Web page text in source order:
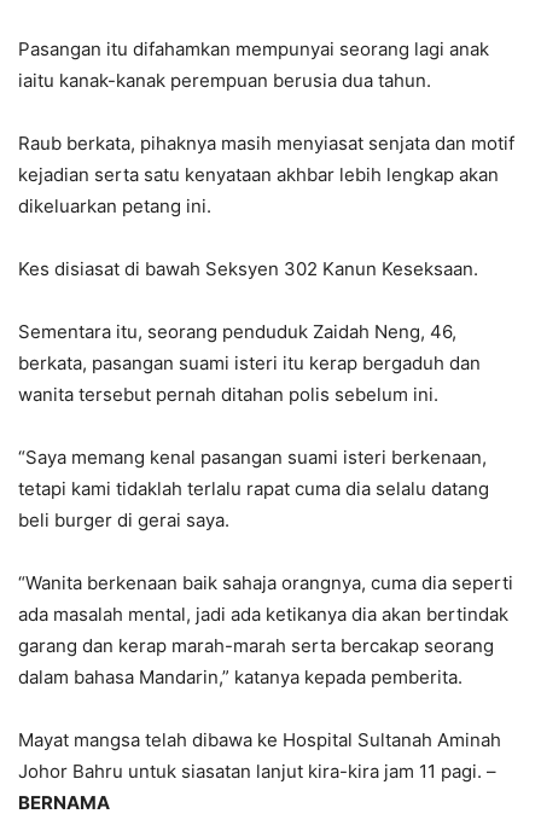
Pasangan itu difahamkan mempunyai seorang lagi anak
iaitu kanak-kanak perempuan berusia dua tahun.
Raub berkata, pihaknya masih menyiasat senjata dan motif
kejadian serta satu kenyataan akhbar lebih lengkap akan
dikeluarkan petang ini.
Kes disiasat di bawah Seksyen 302 Kanun Keseksaan.
Sementara itu, seorang penduduk Zaidah Neng, 46,
berkata, pasangan suami isteri itu kerap bergaduh dan
wanita tersebut pernah ditahan polis sebelum ini.
“Saya memang kenal pasangan suami isteri berkenaan,
tetapi kami tidaklah terlalu rapat cuma dia selalu datang
beli burger di gerai saya.
“Wanita berkenaan baik sahaja orangnya, cuma dia seperti
ada masalah mental, jadi ada ketikanya dia akan bertindak
garang dan kerap marah-marah serta bercakap seorang
dalam bahasa Mandarin,” katanya kepada pemberita.
Mayat mangsa telah dibawa ke Hospital Sultanah Aminah
Johor Bahru untuk siasatan lanjut kira-kira jam 11 pagi. –
BERNAMA